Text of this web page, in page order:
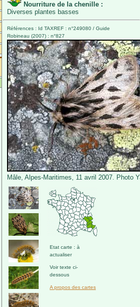
Nourriture de la chenille :
Diverses plantes basses
Références : Id TAXREF : n°249080 / Guide
Robineau (2007) : n°827
Mâle, Alpes-Maritimes, 11 avril 2007. Photo
Etat carte : à
actualiser
Voir texte ci-
dessous
A propos des cartes